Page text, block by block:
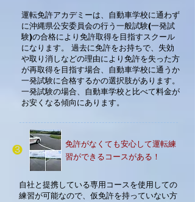
運転免許アカデミーは、自動車学校に通わず
に沖縄県公安委員会の行う一般試験(一発試
験)の合格により免許取得を目指すスクール
になります。 過去に免許をお持ちで、失効
や取り消し などの理由により免許を失った方
が再取得を目指す場合、自動車学校に通うか
一発試験に合格するかの選択肢があります。
一発試験の場合、自動車学校と比べて料金が
お安くなる傾向にあります。
❸
免許がなくても安心して運転練
習ができるコースがある！
自社と提携している専用コースを使用しての
練習が可能なので、仮免許を持っていない方